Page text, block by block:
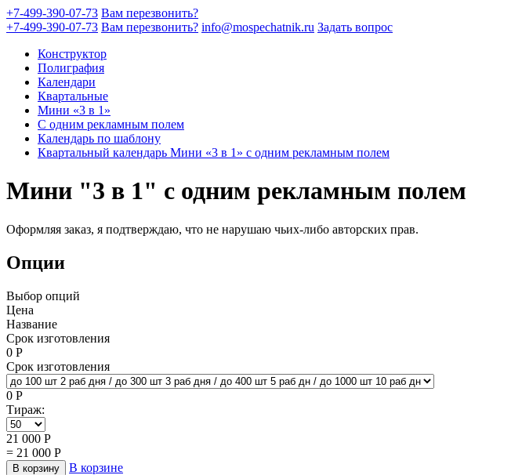
+7-499-390-07-73 Вам перезвонить?
+7-499-390-07-73 Вам перезвонить? info@mospechatnik.ru Задать вопрос
Конструктор
Полиграфия
Календари
Квартальные
Мини «3 в 1»
С одним рекламным полем
Календарь по шаблону
Квартальный календарь Мини «3 в 1» с одним рекламным полем
Мини "3 в 1" с одним рекламным полем
Оформляя заказ, я подтверждаю, что не нарушаю чьих-либо авторских прав.
Опции
Выбор опций
Цена
Название
Срок изготовления
0 Р
Срок изготовления
0 Р
Тираж:
21 000 Р
= 21 000 Р
В корзину
В корзине